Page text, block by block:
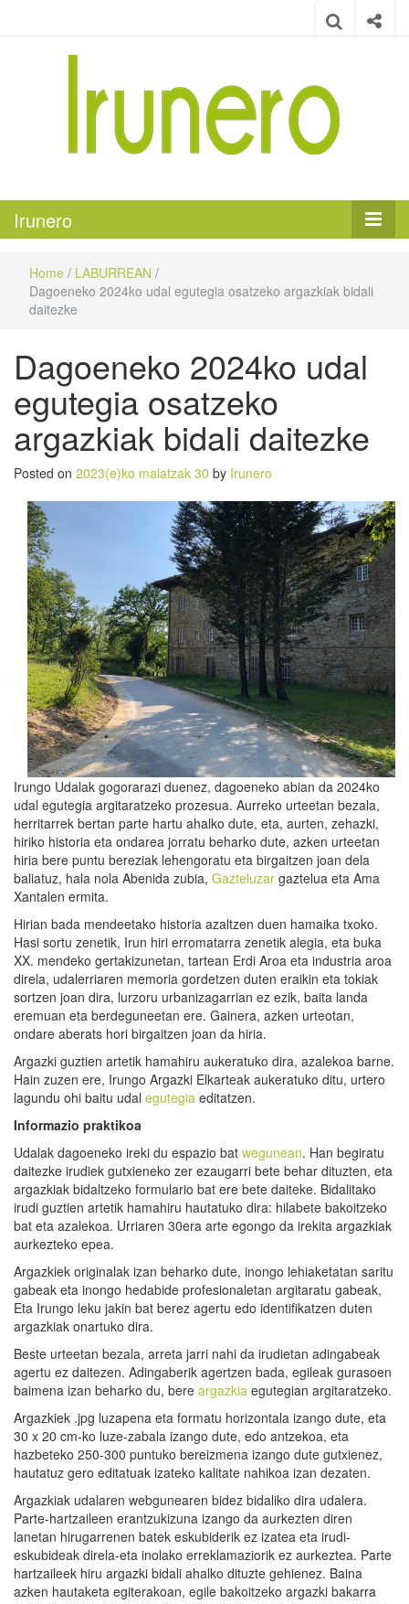
Irunero
Home / LABURREAN /
Dagoeneko 2024ko udal egutegia osatzeko argazkiak bidali
daitezke
Dagoeneko 2024ko udal
egutegia osatzeko
argazkiak bidali daitezke
Posted on 2023(e)ko maiatzak 30 by Irunero
Irungo Udalak gogorarazi duenez, dagoeneko abian da 2024ko
udal egutegia argitaratzeko prozesua. Aurreko urteetan bezala,
herritarrek bertan parte hartu ahalko dute, eta, aurten, zehazki,
hiriko historia eta ondarea jorratu beharko dute, azken urteetan
hiria bere puntu bereziak lehengoratu eta birgaitzen joan dela
baliatuz, hala nola Abenida zubia, Gazteluzar gaztelua eta Ama
Xantalen ermita.
Hirian bada mendeetako historia azaltzen duen hamaika txoko.
Hasi sortu zenetik, Irun hiri erromatarra zenetik alegia, eta buka
XX. mendeko gertakizunetan, tartean Erdi Aroa eta industria aroa
direla, udalerriaren memoria gordetzen duten eraikin eta tokiak
sortzen joan dira, lurzoru urbanizagarrian ez ezik, baita landa
eremuan eta berdeguneetan ere. Gainera, azken urteotan,
ondare aberats hori birgaitzen joan da hiria.
Argazki guztien artetik hamahiru aukeratuko dira, azalekoa barne.
Hain zuzen ere, Irungo Argazki Elkarteak aukeratuko ditu, urtero
lagundu ohi baitu udal egutegia editatzen.
Informazio praktikoa
Udalak dagoeneko ireki du espazio bat wegunean. Han begiratu
daitezke irudiek gutxieneko zer ezaugarri bete behar dituzten, eta
argazkiak bidaltzeko formulario bat ere bete daiteke. Bidalitako
irudi guztien artetik hamahiru hautatuko dira: hilabete bakoitzeko
bat eta azalekoa. Urriaren 30era arte egongo da irekita argazkiak
aurkezteko epea.
Argazkiek originalak izan beharko dute, inongo lehiaketatan saritu
gabeak eta inongo hedabide profesionaletan argitaratu gabeak,
Eta Irungo leku jakin bat berez agertu edo identifikatzen duten
argazkiak onartuko dira.
Beste urteetan bezala, arreta jarri nahi da irudietan adingabeak
agertu ez daitezen. Adingaberik agertzen bada, egileak gurasoen
baimena izan beharko du, bere argazkia egutegian argitaratzeko.
Argazkiek .jpg luzapena eta formatu horizontala izango dute, eta
30 x 20 cm-ko luze-zabala izango dute, edo antzekoa, eta
hazbeteko 250-300 puntuko bereizmena izango dute gutxienez,
hautatuz gero editatuak izateko kalitate nahikoa izan dezaten.
Argazkiak udalaren webgunearen bidez bidaliko dira udalera.
Parte-hartzaileen erantzukizuna izango da aurkezten diren
lanetan hirugarrenen batek eskubiderik ez izatea eta irudi-
eskubideak direla-eta inolako erreklamaziorik ez aurkeztea. Parte
hartzaileek hiru argazki bidali ahalko dituzte gehienez. Baina
azken hautaketa egiterakoan, egile bakoitzeko argazki bakarra